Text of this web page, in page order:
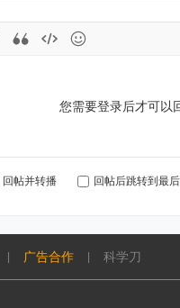
您需要登录后才可以
回帖并转播 回帖后跳转到最
广告合作 科学刀